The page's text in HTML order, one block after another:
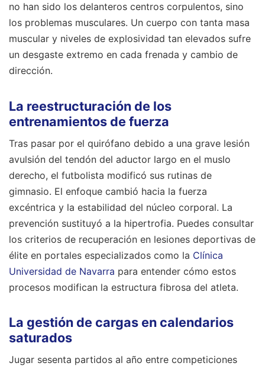
no han sido los delanteros centros corpulentos, sino
los problemas musculares. Un cuerpo con tanta masa
muscular y niveles de explosividad tan elevados sufre
un desgaste extremo en cada frenada y cambio de
dirección.
La reestructuración de los
entrenamientos de fuerza
Tras pasar por el quirófano debido a una grave lesión
avulsión del tendón del aductor largo en el muslo
derecho, el futbolista modificó sus rutinas de
gimnasio. El enfoque cambió hacia la fuerza
excéntrica y la estabilidad del núcleo corporal. La
prevención sustituyó a la hipertrofia. Puedes consultar
los criterios de recuperación en lesiones deportivas de
élite en portales especializados como la Clínica
Universidad de Navarra para entender cómo estos
procesos modifican la estructura fibrosa del atleta.
La gestión de cargas en calendarios
saturados
Jugar sesenta partidos al año entre competiciones